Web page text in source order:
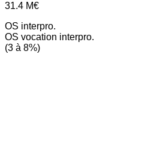
31.4 M€
OS interpro.
OS vocation interpro.
(3 à 8%)